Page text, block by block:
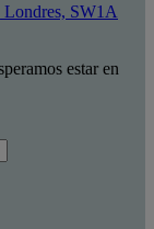
SW1A
estar en